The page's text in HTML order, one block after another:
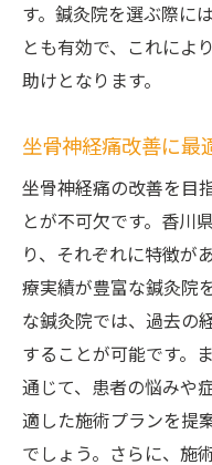
す。鍼灸院を選ぶ際に
とも有効で、これによ
助けとなります。
坐骨神経痛改善に最
坐骨神経痛の改善を目
とが不可欠です。香川
り、それぞれに特徴が
療実績が豊富な鍼灸院
な鍼灸院では、過去の
することが可能です。
通じて、患者の悩みや
適した施術プランを提
でしょう。さらに、施